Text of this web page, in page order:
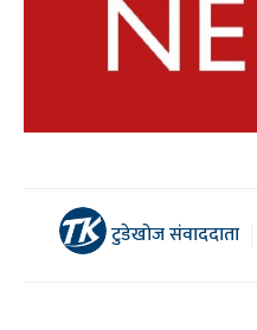
टुडेखोज संवाददाता